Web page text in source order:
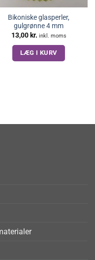
Bikoniske glasperler,
gulgrønne 4 mm
13,00 kr. inkl. moms
LÆG I KURV